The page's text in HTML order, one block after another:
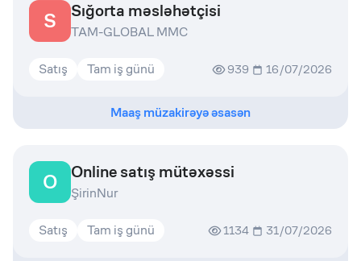
S Sığorta məsləhətçisi
TAM-GLOBAL MMC
Satış Tam iş günü 939 16/07/2026
Maaş müzakirəyə əsasən
O Online satış mütəxəssi
ŞirinNur
Satış Tam iş günü 1134 31/07/2026